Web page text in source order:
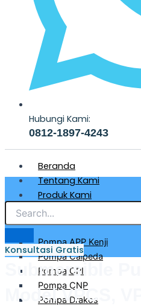
Hubungi Kami:
0812-1897-4243
Beranda
Tentang Kami
Produk Kami
Pompa Air Bersih &
Pompa APP Kenji
Pompa Calpeda
Pompa CRI
Pompa CNP
Pompa Drakos
Konsultasi Gratis
Submersible
Model VPCS,